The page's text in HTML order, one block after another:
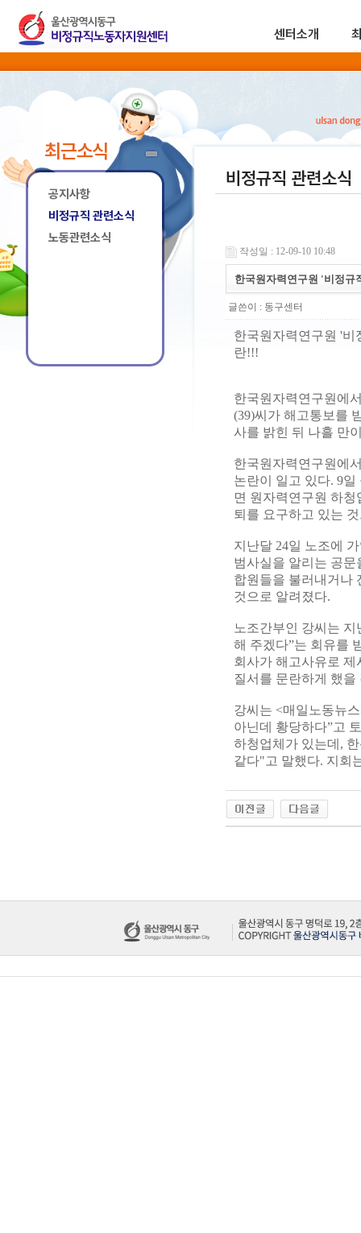
센터소개
최근소식
공지사항
비정규직 관련소식
노동관련소식
비정규직 관련소식
작성일 : 12-09-10 10:48
한국원자력연구원 '비정규
글쓴이 : 동구센터
한국원자력연구원 '비
란!!!
한국원자력연구원에
(39)씨가 해고통보를
사를 밝힌 뒤 나흘 만
한국원자력연구원에
논란이 일고 있다. 9
면 원자력연구원 하
퇴를 요구하고 있는
지난달 24일 노조에
범사실을 알리는 공
합원들을 불러내거나
것으로 알려졌다.
노조간부인 강씨는
해 주겠다”는 회유를
회사가 해고사유로
질서를 문란하게 했
강씨는 <매일노동뉴
아닌데 황당하다”고
하청업체가 있는데,
같다"고 말했다. 지회